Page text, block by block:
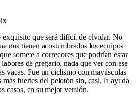
exquisito que será difícil de olvidar. No
nos tienen acostumbrados los equipos
somete a corredores que podrían estar
de gregario, nada que ver con ese
vacas. Fue un ciclismo con mayúsculas
fuertes del pelotón sin, casi, la ayuda
casos, en su mejor versión.